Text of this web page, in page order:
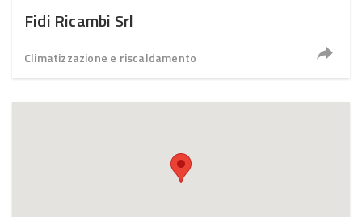
Fidi Ricambi Srl
Climatizzazione e riscaldamento